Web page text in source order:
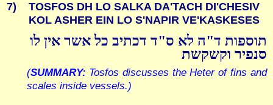
7)
TOSFOS DH LO SALKA DA'TACH DI'CHESIV
KOL ASHER EIN LO S'NAPIR VE'KASKESES
תוספות ד"ה לא ס"ד דכתיב כל אשר אין לו
סנפיר וקשקשת
(SUMMARY: Tosfos discusses the Heter of fins and
scales inside vessels.)